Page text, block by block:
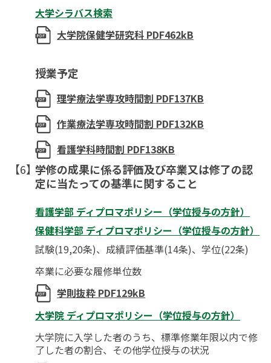
大学シラバス検索
大学院保健学研究科 PDF462kB
授業予定
理学療法学専攻時間割 PDF137KB
作業療法学専攻時間割 PDF132KB
看護学科時間割 PDF138KB
学修の成果に係る評価及び卒業又は修了の認
定に当たっての基準に関すること
看護学部 ディプロマポリシー（学位授与の方針）
保健科学部 ディプロマポリシー（学位授与の方針）
試験(19,20条)、成績評価基準(14条)、学位(22条)
卒業に必要な履修単位数
学則抜粋 PDF129kB
大学院 ディプロマポリシー（学位授与の方針）
大学院に入学した者のうち、標準修業年限以内で修
了した者の割合、その他学位授与の状況